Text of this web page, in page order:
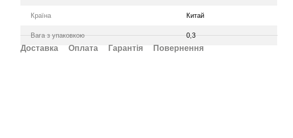
Країна Китай
Вага з упаковкою 0,3
Доставка Оплата Гарантія Повернення